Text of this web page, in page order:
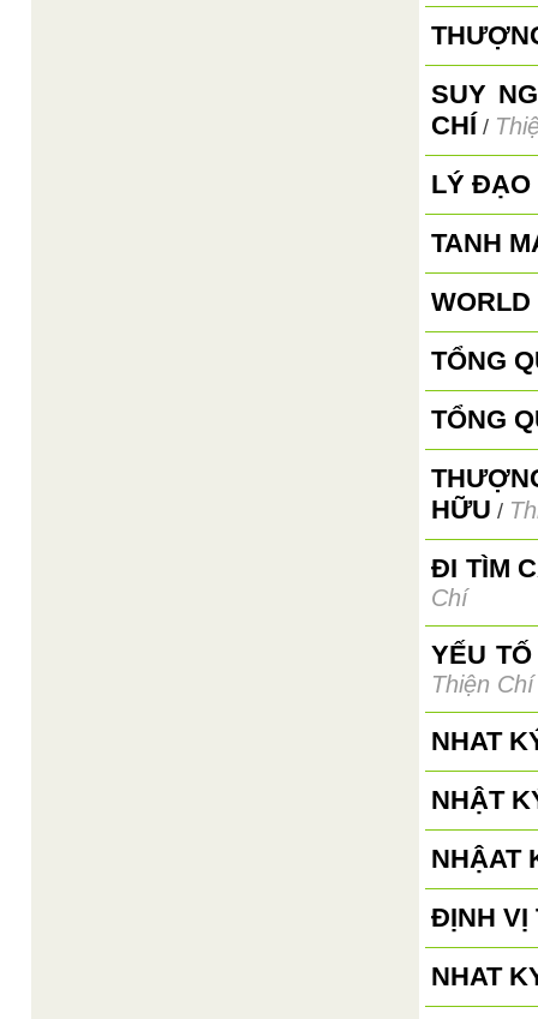
SUY
CHÍ /
LÝ ĐẠO
TANH
WORLD
TỔNG
TỔNG
HỮU /
ĐI TÌM
Chí
YẾU
Thiện Chí
NHAT
NHẬT
NHẬAT
ĐỊNH VỊ
NHAT